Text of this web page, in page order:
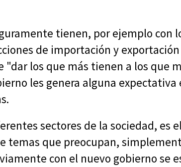
tienen, por ejemplo con
de importación y
"dar los que más tienen a los que
les genera alguna expectativa
sectores de la sociedad, es
temas que preocupan,
con el nuevo gobierno se